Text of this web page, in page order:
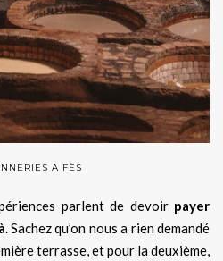
À FÈS
parlent de devoir payer
. Sachez qu’on nous a rien demandé
terrasse, et pour la deuxième,